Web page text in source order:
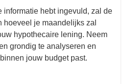
informatie hebt ingevuld, zal de
je maandelijks zal
hypothecaire lening. Neem
grondig te analyseren en
jouw budget past.